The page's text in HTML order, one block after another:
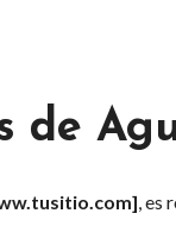
de
], es